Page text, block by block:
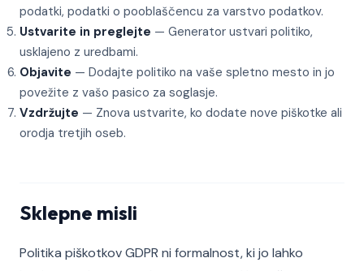
podatki, podatki o pooblaščencu za varstvo podatkov.
Ustvarite in preglejte — Generator ustvari politiko,
usklajeno z uredbami.
Objavite — Dodajte politiko na vaše spletno mesto in jo
povežite z vašo pasico za soglasje.
Vzdržujte — Znova ustvarite, ko dodate nove piškotke ali
orodja tretjih oseb.
Sklepne misli
Politika piškotkov GDPR ni formalnost, ki jo lahko